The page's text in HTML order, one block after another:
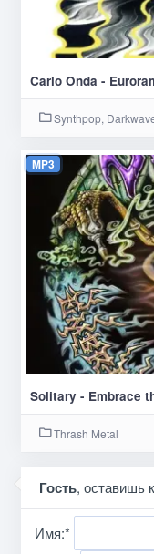
Carlo Onda -
Synthpop,
MP3
Solitary - Embrace
Thrash Metal
Гость, оставишь
Имя:*